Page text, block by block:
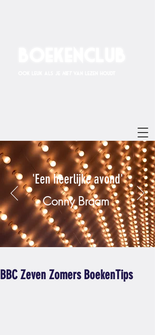
'Een heerlijke avond'
Conny Braam
BBC Zeven Zomers BoekenTips